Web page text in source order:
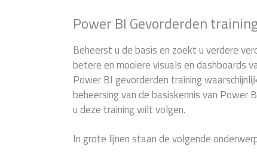
Power BI Gevorderden
Beheerst u de basis en zoekt u verdere
betere en mooiere visuals en dashboards
Power BI gevorderden training
beheersing van de basiskennis van Power
u deze training wilt volgen.
In grote lijnen staan de volgende